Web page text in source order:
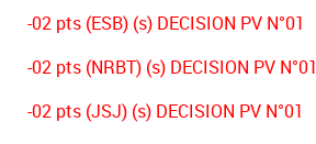
-02 pts (ESB) (s) DECISION PV N°01
-02 pts (NRBT) (s) DECISION PV N°01
-02 pts (JSJ) (s) DECISION PV N°01